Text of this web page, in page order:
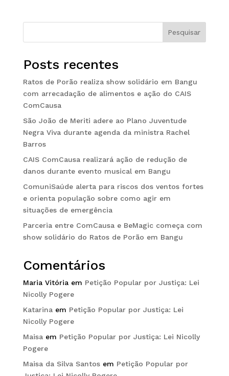
Pesquisar
Posts recentes
Ratos de Porão realiza show solidário em Bangu
com arrecadação de alimentos e ação do CAIS
ComCausa
São João de Meriti adere ao Plano Juventude
Negra Viva durante agenda da ministra Rachel
Barros
CAIS ComCausa realizará ação de redução de
danos durante evento musical em Bangu
ComuniSaúde alerta para riscos dos ventos fortes
e orienta população sobre como agir em
situações de emergência
Parceria entre ComCausa e BeMagic começa com
show solidário do Ratos de Porão em Bangu
Comentários
Maria Vitóriaem Petição Popular por Justiça: Lei
Nicolly Pogere
Katarinaem Petição Popular por Justiça: Lei
Nicolly Pogere
Maisaem Petição Popular por Justiça: Lei Nicolly
Pogere
Maisa da Silva Santosem Petição Popular por